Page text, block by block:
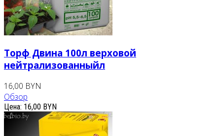
Торф Двина 100л верховой
нейтрализованныйл
16,00 BYN
Обзор
Цена: 16,00 BYN